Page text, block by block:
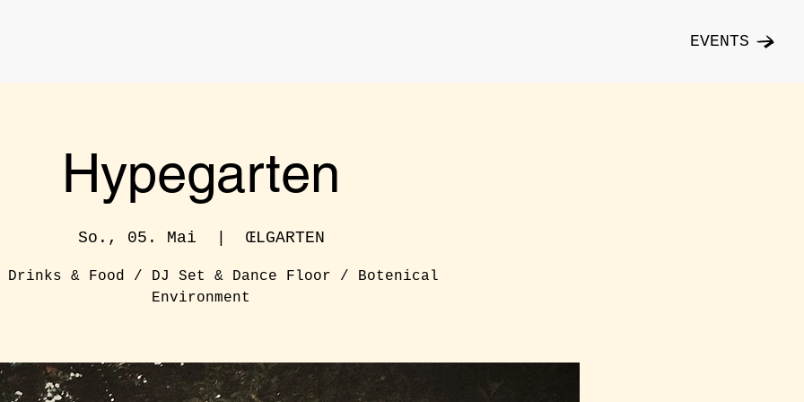
EVENTS
Hypegarten
So., 05. Mai ŒLGARTEN
Drinks & Food / DJ Set & Dance Floor / Botenical
Environment